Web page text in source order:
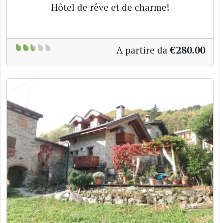
Hôtel de rêve et de charme!
A partire da €280.00